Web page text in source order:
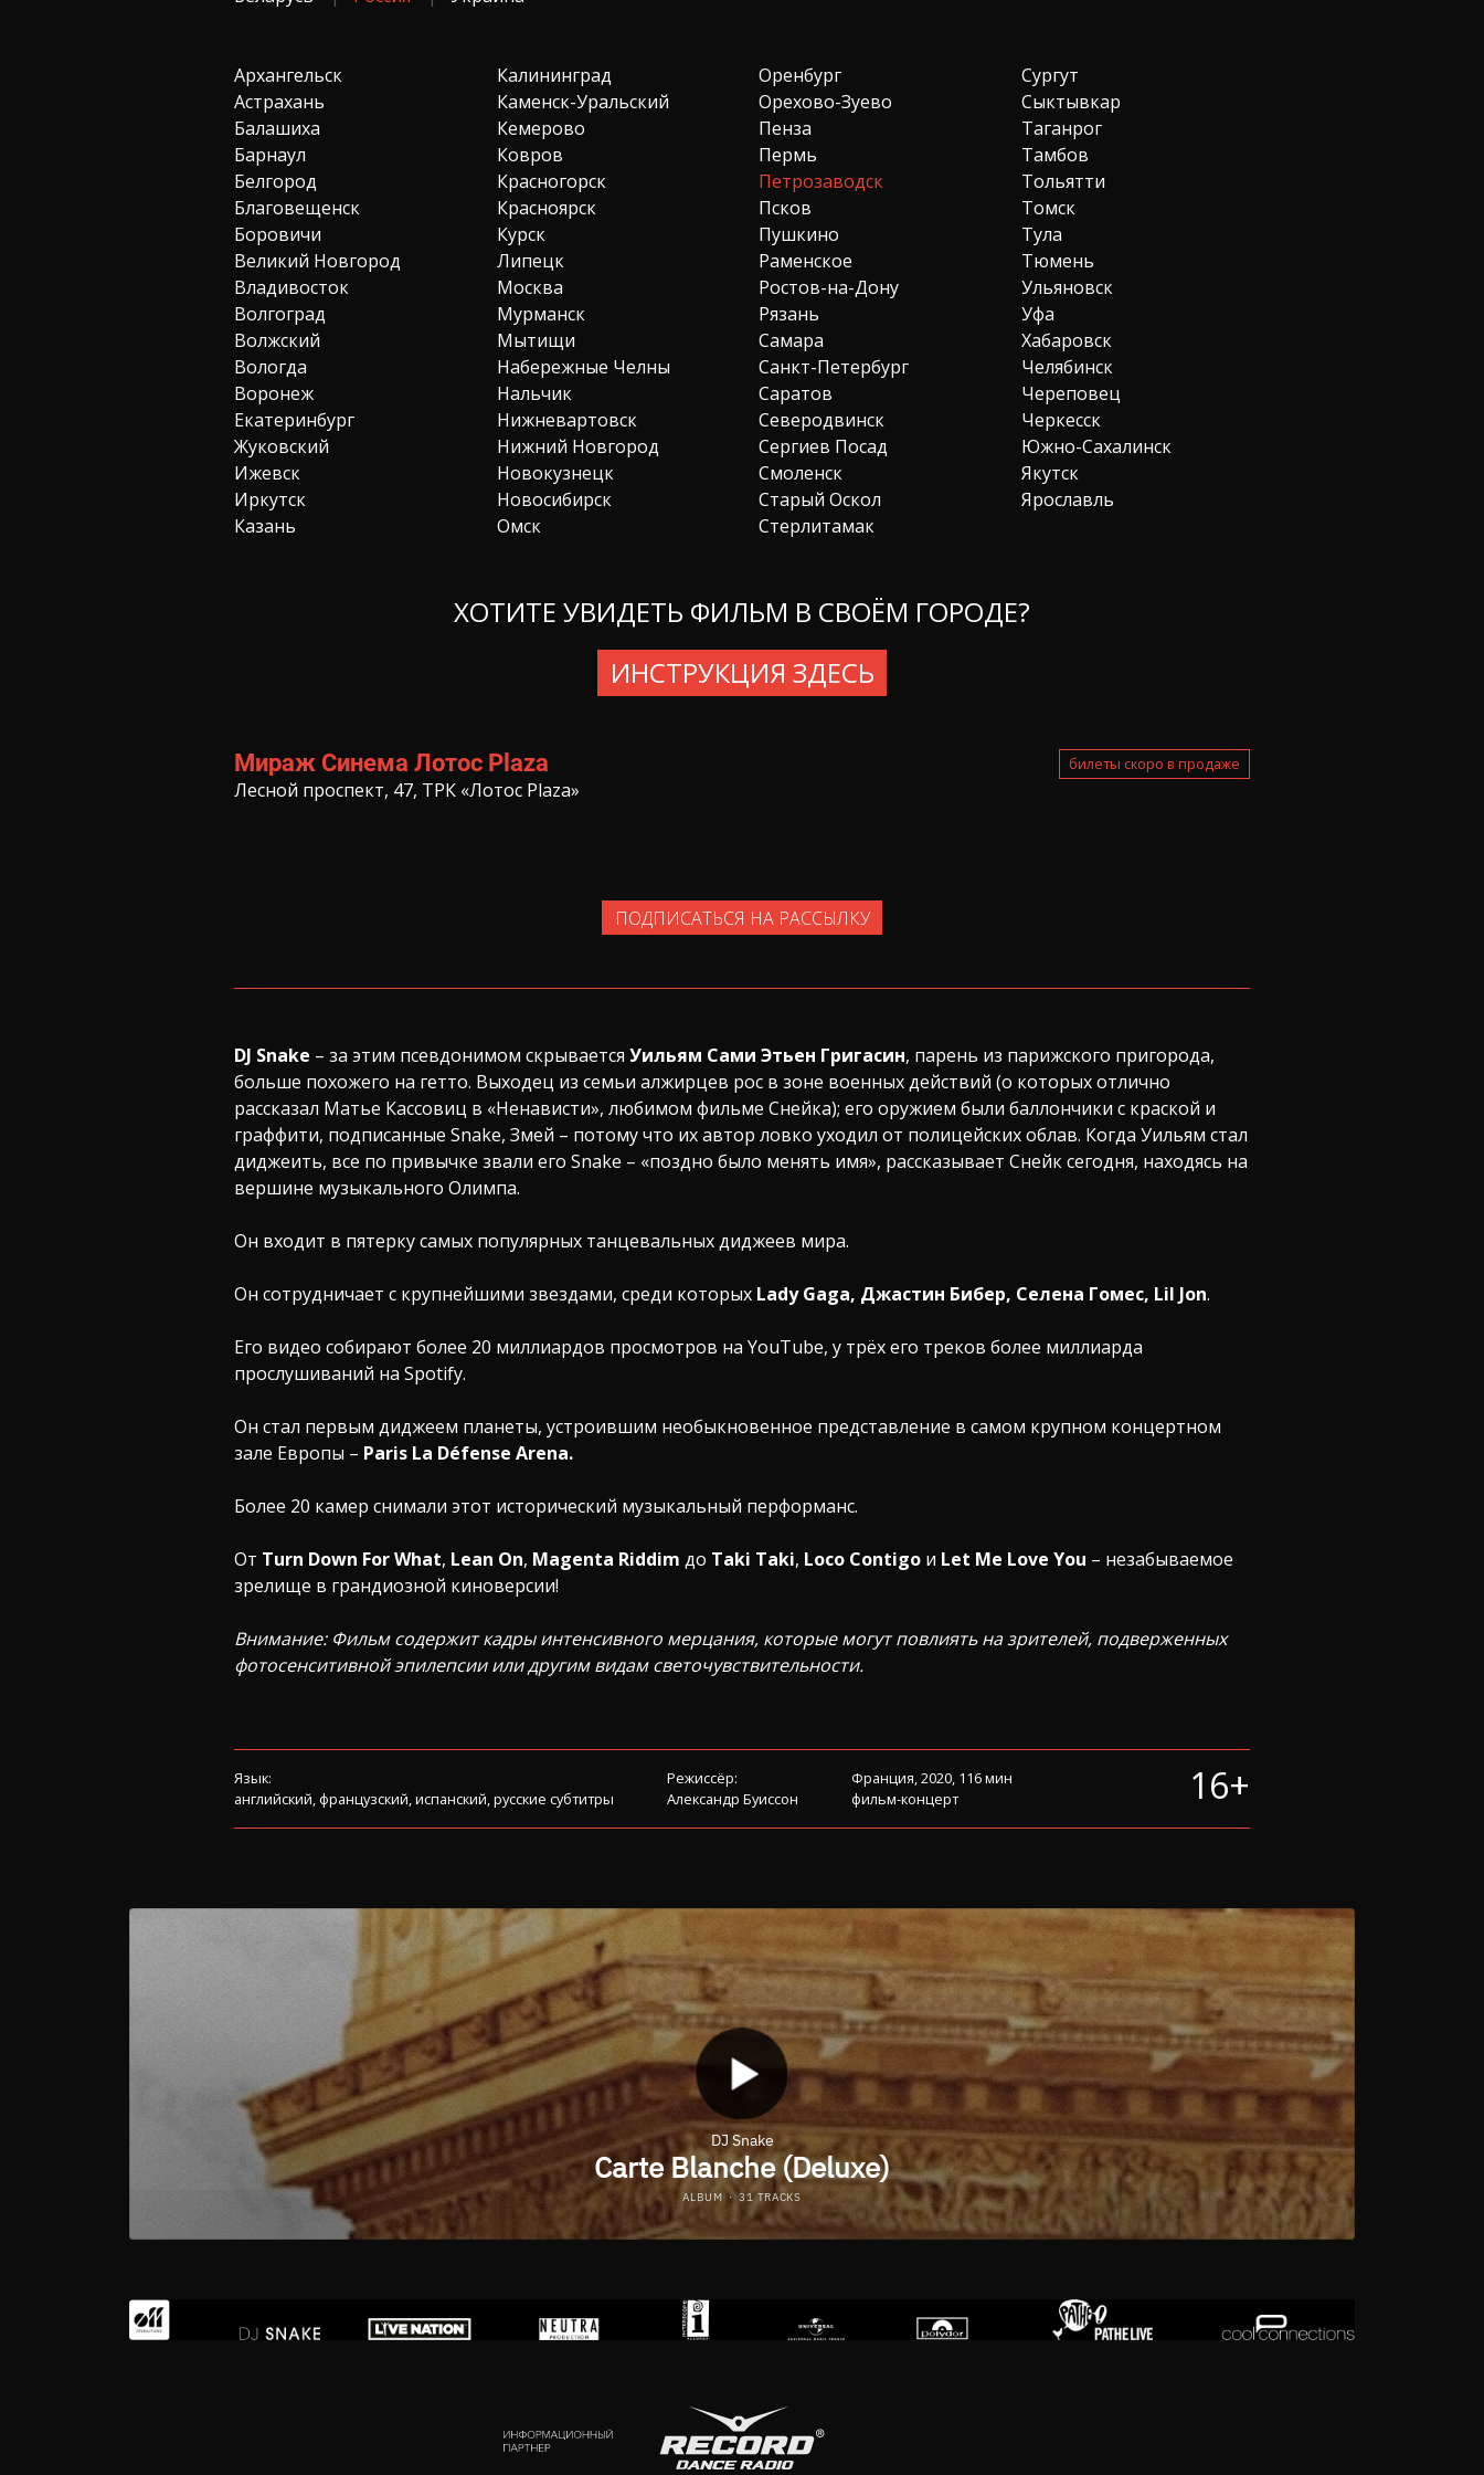
Архангельск
Астрахань
Балашиха
Барнаул
Белгород
Благовещенск
Боровичи
Великий Новгород
Владивосток
Волгоград
Волжский
Вологда
Воронеж
Екатеринбург
Жуковский
Ижевск
Иркутск
Казань
Калининград
Каменск-Уральский
Кемерово
Ковров
Красногорск
Красноярск
Курск
Липецк
Москва
Мурманск
Мытищи
Набережные Челны
Нальчик
Нижневартовск
Нижний Новгород
Новокузнецк
Новосибирск
Омск
Оренбург
Орехово-Зуево
Пенза
Пермь
Петрозаводск
Псков
Пушкино
Раменское
Ростов-на-Дону
Рязань
Самара
Санкт-Петербург
Саратов
Северодвинск
Сергиев Посад
Смоленск
Старый Оскол
Стерлитамак
Сургут
Сыктывкар
Таганрог
Тамбов
Тольятти
Томск
Тула
Тюмень
Ульяновск
Уфа
Хабаровск
Челябинск
Череповец
Черкесск
Южно-Сахалинск
Якутск
Ярославль
ХОТИТЕ УВИДЕТЬ ФИЛЬМ В СВОЁМ ГОРОДЕ?
ИНСТРУКЦИЯ ЗДЕСЬ
Мираж Синема Лотос Plaza
Лесной проспект, 47, ТРК «Лотос Plaza»
билеты скоро в продаже
ПОДПИСАТЬСЯ НА РАССЫЛКУ
DJ Snake – за этим псевдонимом скрывается Уильям Сами Этьен Григасин, парень из парижского пригорода,
больше похожего на гетто. Выходец из семьи алжирцев рос в зоне военных действий (о которых отлично
рассказал Матье Кассовиц в «Ненависти», любимом фильме Снейка); его оружием были баллончики с краской и
граффити, подписанные Snake, Змей – потому что их автор ловко уходил от полицейских облав. Когда Уильям стал
диджеить, все по привычке звали его Snake – «поздно было менять имя», рассказывает Снейк сегодня, находясь на
вершине музыкального Олимпа.
Он входит в пятерку самых популярных танцевальных диджеев мира.
Он сотрудничает с крупнейшими звездами, среди которых Lady Gaga, Джастин Бибер, Селена Гомес, Lil Jon.
Его видео собирают более 20 миллиардов просмотров на YouTube, у трёх его треков более миллиарда
прослушиваний на Spotify.
Он стал первым диджеем планеты, устроившим необыкновенное представление в самом крупном концертном
зале Европы – Paris La Défense Arena.
Более 20 камер снимали этот исторический музыкальный перформанс.
От Turn Down For What, Lean On, Magenta Riddim до Taki Taki, Loco Contigo и Let Me Love You – незабываемое
зрелище в грандиозной киноверсии!
Внимание: Фильм содержит кадры интенсивного мерцания, которые могут повлиять на зрителей, подверженных
фотосенситивной эпилепсии или другим видам светочувствительности.
Язык:
английский, французский, испанский, русские субтитры
Режиссёр:
Александр Буиссон
Франция, 2020, 116 мин
фильм-концерт
16+